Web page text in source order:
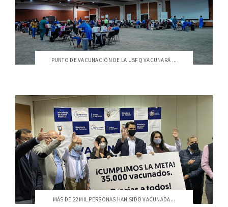
PUNTO DE VACUNACIÓN DE LA USFQ VACUNARÁ ...
MÁS DE 22 MIL PERSONAS HAN SIDO VACUNADA...